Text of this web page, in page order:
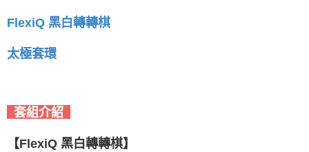
FlexiQ 黑白轉轉棋
太極套環
套組介紹
【FlexiQ 黑白轉轉棋】